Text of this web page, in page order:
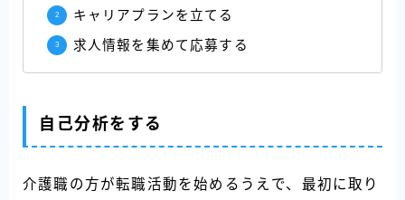
キャリアプランを立てる
求人情報を集めて応募する
自己分析をする
介護職の方が転職活動を始めるうえで、最初に取り